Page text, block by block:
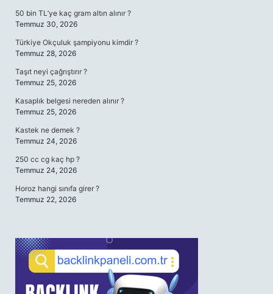
50 bin TL’ye kaç gram altın alınır ?
Temmuz 30, 2026
Türkiye Okçuluk şampiyonu kimdir ?
Temmuz 28, 2026
Taşıt neyi çağrıştırır ?
Temmuz 25, 2026
Kasaplık belgesi nereden alınır ?
Temmuz 25, 2026
Kastek ne demek ?
Temmuz 24, 2026
250 cc cg kaç hp ?
Temmuz 24, 2026
Horoz hangi sınıfa girer ?
Temmuz 22, 2026